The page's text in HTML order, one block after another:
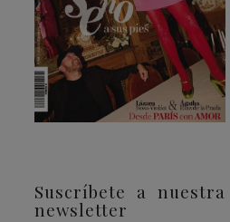
Suscríbete a nuestra
newsletter